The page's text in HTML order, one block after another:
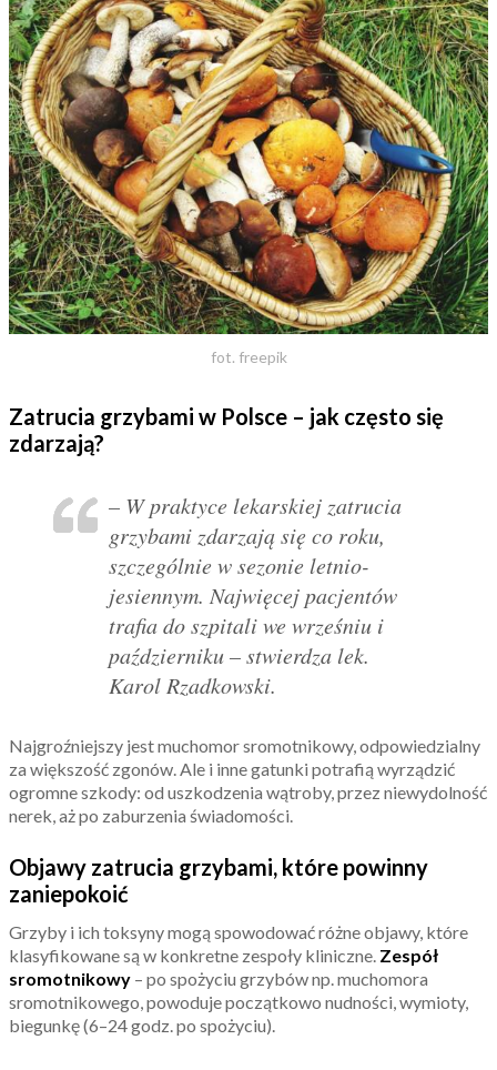
fot. freepik
Zatrucia grzybami w Polsce – jak często się
zdarzają?
– W praktyce lekarskiej zatrucia
grzybami zdarzają się co roku,
szczególnie w sezonie letnio-
jesiennym. Najwięcej pacjentów
trafia do szpitali we wrześniu i
październiku – stwierdza lek.
Karol Rzadkowski.
Najgroźniejszy jest muchomor sromotnikowy, odpowiedzialny
za większość zgonów. Ale i inne gatunki potrafią wyrządzić
ogromne szkody: od uszkodzenia wątroby, przez niewydolność
nerek, aż po zaburzenia świadomości.
Objawy zatrucia grzybami, które powinny
zaniepokoić
Grzyby i ich toksyny mogą spowodować różne objawy, które
klasyfikowane są w konkretne zespoły kliniczne. Zespół
sromotnikowy – po spożyciu grzybów np. muchomora
sromotnikowego, powoduje początkowo nudności, wymioty,
biegunkę (6–24 godz. po spożyciu).